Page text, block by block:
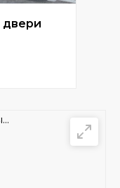
двери